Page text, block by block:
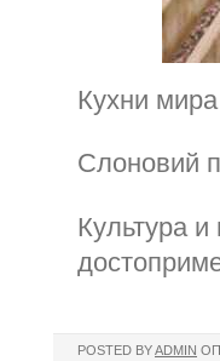
Кухни
Слоновий
Культура
POSTED BYADMIN